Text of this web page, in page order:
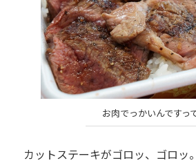
お肉でっかいんですって
カットステーキがゴロッ、ゴロッ。